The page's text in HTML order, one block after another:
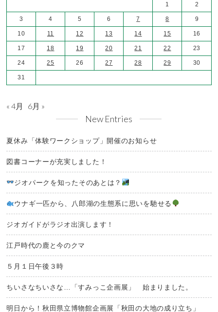
1 2
3 4 5 6 7 8 9
10 11 12 13 14 15 16
17 18 19 20 21 22 23
24 25 26 27 28 29 30
31
« 4月 6月 »
New Entries
夏休み「体験ワークショップ」開催のお知らせ
図書コーナーが充実しました！
ジオパークを知ったそのあとは？
ウナギ一匹から、八郎湖の生態系に思いを馳せる
ジオガイドがラジオ出演します！
江戸時代の鹿と今のクマ
５月１日午後３時
ちいさなちいさな…「すみっこ企画展」 始まりました。
明日から！秋田県立博物館企画展「秋田の大地の成り立ち」